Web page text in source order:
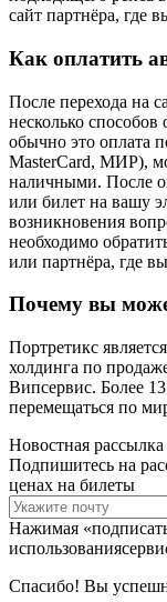
сайт партнёра, где
Как оплатить
После перехода на
несколько
обычно это оплата
MasterCard, МИР),
наличными. После
или билет на вашу
возникновения
необходимо
или партнёра, где
Почему вы
Портретикс
холдинга по
Випсервис. Более
перемещаться по
Новостная рассылка
Подпишитесь на
ценах на билеты
Нажимая
Спасибо! Вы